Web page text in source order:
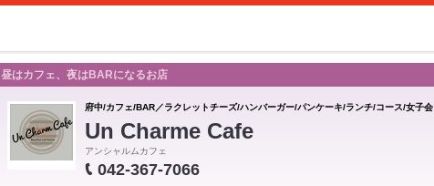
昼はカフェ、夜はBARになるお店
府中/カフェ/BAR／ラクレットチーズ/ハンバーガー/パンケーキ/ランチ/コース/女子会
Un Charme Cafe
アンシャルムカフェ
042-367-7066